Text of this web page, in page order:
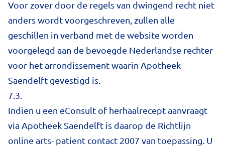
Voor zover door de regels van dwingend recht niet
anders wordt voorgeschreven, zullen alle
geschillen in verband met de website worden
voorgelegd aan de bevoegde Nederlandse rechter
voor het arrondissement waarin Apotheek
Saendelft gevestigd is.
7.3.
Indien u een eConsult of herhaalrecept aanvraagt
via Apotheek Saendelft is daarop de Richtlijn
online arts- patient contact 2007 van toepassing. U